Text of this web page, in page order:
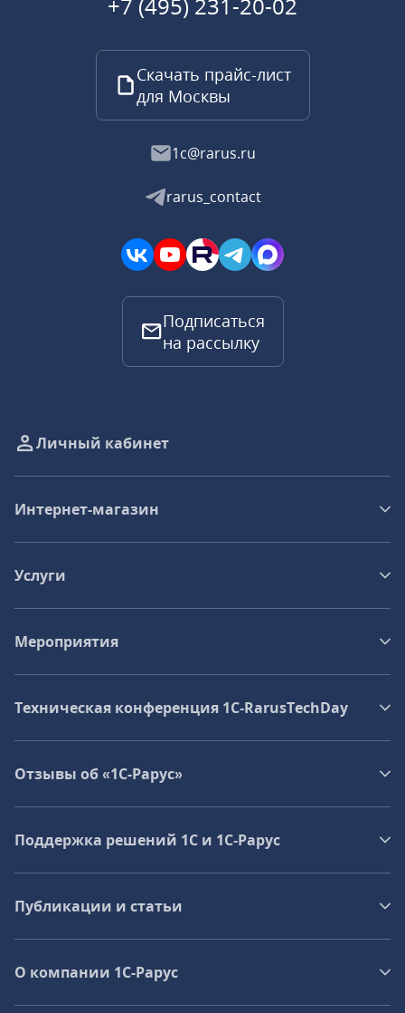
Скачать прайс-лист
для Москвы
1c@rarus.ru
rarus_contact
Подписаться
на рассылку
Личный кабинет
Интернет-магазин
Услуги
Мероприятия
Техническая конференция 1C‑RarusTechDay
Отзывы об «1С-Рарус»
Поддержка решений 1С и 1С‑Рарус
Публикации и статьи
О компании 1C-Рарус